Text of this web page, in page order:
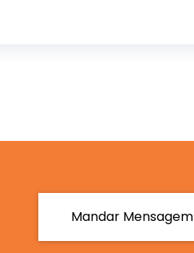
Mandar Mensagem